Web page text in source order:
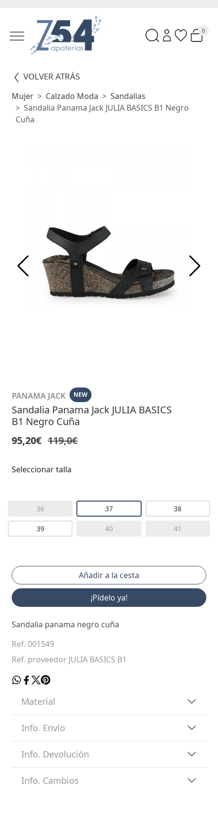
0
VOLVER ATRÁS
Mujer Calzado Moda
Sandalias
Sandalia Panama Jack JULIA BASICS B1 Negro
Cuña
PANAMA JACK NEW
Sandalia Panama Jack JULIA BASICS
B1 Negro Cuña
95,20€ 119,0€
Seleccionar talla
36 37 38
39 40 41
¡Pídelo ya!
Sandalia panama negro cuña
Ref. 001549
Ref. proveedor JULIA BASICS B1
Material
Info. Envío
Info. Devolución
Info. Cambios